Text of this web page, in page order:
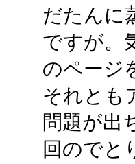
だたんに
ですが。
のページ
それとも
問題が出
回のでと